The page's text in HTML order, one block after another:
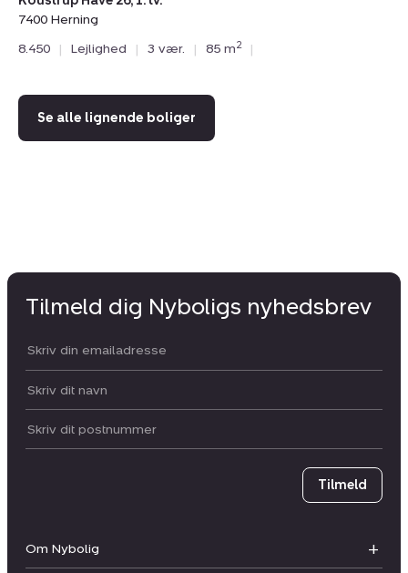
7400 Herning
8.450
| Lejlighed | 3 vær. | 85 m2 |
Se alle lignende boliger
Om Nybolig
Tilmeld dig Nyboligs nyhedsbrev
Din email:
Dit navn:
Postnummer
Tilmeld